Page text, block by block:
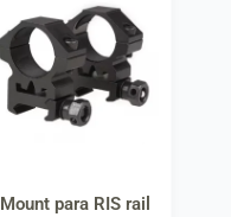
Mount para RIS rail